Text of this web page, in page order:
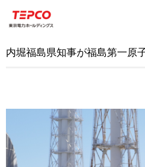
内堀福島県知事が福島第一原